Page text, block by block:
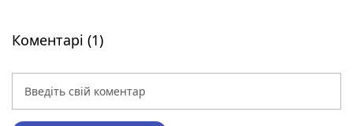
Коментарі (1)